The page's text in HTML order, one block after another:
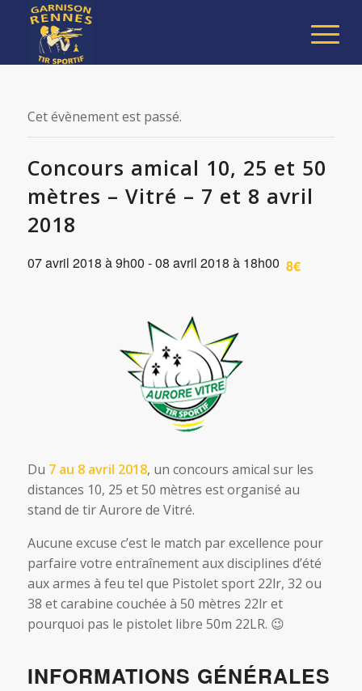
Cet évènement est passé.
Concours amical 10, 25 et 50
mètres – Vitré – 7 et 8 avril
2018
07 avril 2018 à 9h00 -08 avril 2018 à 18h00 8€
Du 7 au 8 avril 2018, un concours amical sur les
distances 10, 25 et 50 mètres est organisé au
stand de tir Aurore de Vitré.
Aucune excuse c’est le match par excellence pour
parfaire votre entraînement aux disciplines d’été
aux armes à feu tel que Pistolet sport 22lr, 32 ou
38 et carabine couchée à 50 mètres 22lr et
pourquoi pas le pistolet libre 50m 22LR. 😉
INFORMATIONS GÉNÉRALES